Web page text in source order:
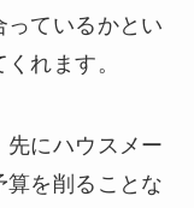
ているかとい
れます。
にハウスメー
算を削ることな